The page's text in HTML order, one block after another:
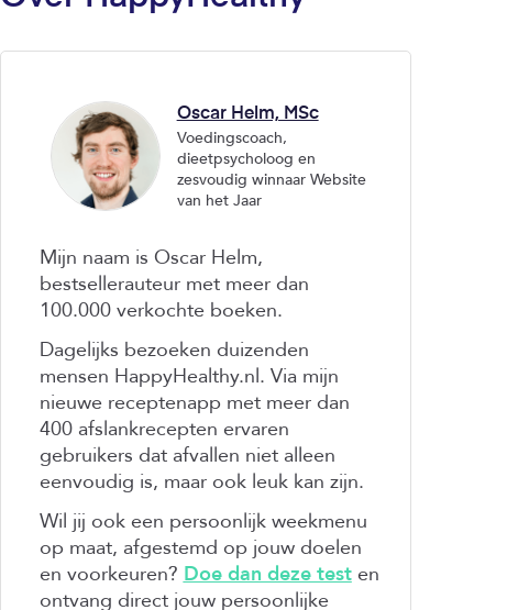
Oscar Helm, MSc
Voedingscoach,
dieetpsycholoog en
zesvoudig winnaar Website
van het Jaar
Mijn naam is Oscar Helm,
bestsellerauteur met meer dan
100.000 verkochte boeken.
Dagelijks bezoeken duizenden
mensen HappyHealthy.nl. Via mijn
nieuwe receptenapp met meer dan
400 afslankrecepten ervaren
gebruikers dat afvallen niet alleen
eenvoudig is, maar ook leuk kan zijn.
Wil jij ook een persoonlijk weekmenu
op maat, afgestemd op jouw doelen
en voorkeuren? Doe dan deze testen
ontvang direct jouw persoonlijke